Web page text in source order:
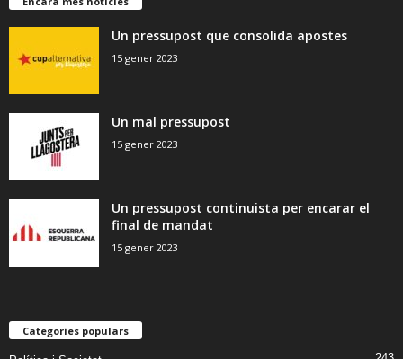
Un pressupost que consolida apostes
15 gener 2023
Un mal pressupost
15 gener 2023
Un pressupost continuista per encarar el
final de mandat
15 gener 2023
Categories populars